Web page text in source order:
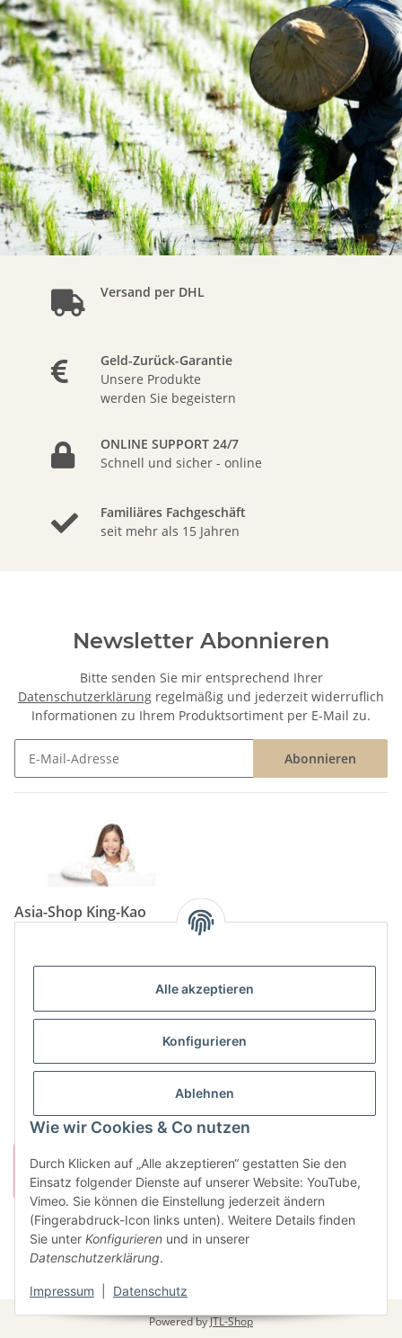
Alle akzeptieren
Konfigurieren
Ablehnen
Wie wir Cookies & Co nutzen
Durch Klicken auf „Alle akzeptieren“ gestatten Sie den
Einsatz folgender Dienste auf unserer Website: YouTube,
Vimeo. Sie können die Einstellung jederzeit ändern
(Fingerabdruck-Icon links unten). Weitere Details finden
Sie unter Konfigurieren und in unserer
Datenschutzerklärung.
Impressum Datenschutz
Versand per DHL
Geld-Zurück-Garantie
Unsere Produkte
werden Sie begeistern
ONLINE SUPPORT 24/7
Schnell und sicher - online
Familiäres Fachgeschäft
seit mehr als 15 Jahren
Newsletter Abonnieren
Bitte senden Sie mir entsprechend Ihrer
Datenschutzerklärung regelmäßig und jederzeit widerruflich
Informationen zu Ihrem Produktsortiment per E-Mail zu.
Abonnieren
Asia-Shop King-Kao
Tel: (06825) 499-104
info@king-kao.de
Öffnungszeiten (Mo-Sa.) 9:00 - 19:00
Gesetzliche Informationen
Vertrag widerrufen
Powered byJTL-Shop